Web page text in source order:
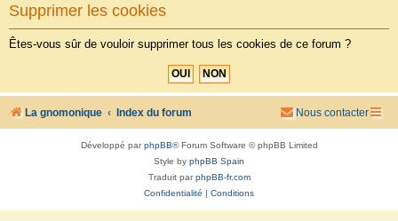
h
Supprimer les cookies
Êtes-vous sûr de vouloir supprimer tous les cookies de ce forum ?
La gnomonique Index du forum Nous contacter
Développé parphpBB® Forum Software © phpBB Limited
Style by phpBB Spain
Traduit parphpBB-fr.com
Confidentialité | Conditions